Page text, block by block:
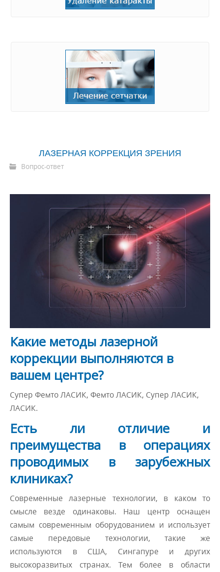
ЛАЗЕРНАЯ КОРРЕКЦИЯ ЗРЕНИЯ
Вопрос-ответ
Какие методы лазерной
коррекции выполняются в
вашем центре?
Супер Фемто ЛАСИК, Фемто ЛАСИК, Супер ЛАСИК,
ЛАСИК.
Есть ли отличие и
преимущества в операциях
проводимых в зарубежных
клиниках?
Современные лазерные технологии, в каком то
смысле везде одинаковы. Наш центр оснащен
самым современным оборудованием и использует
самые передовые технологии, такие же
используются в США, Сингапуре и других
высокоразвитых странах. Тем более в области